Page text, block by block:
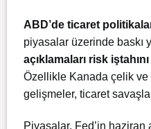
ABD’de ticaret
piyasalar üzerinde baskı
açıklamaları risk
Özellikle Kanada çelik
gelişmeler, ticaret
Piyasalar, Fed’in haziran